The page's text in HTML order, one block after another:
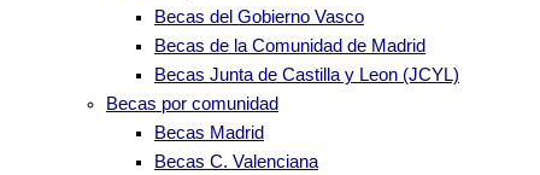
Becas del Gobierno Vasco
Becas de la Comunidad de Madrid
Becas Junta de Castilla y Leon (JCYL)
Becas por comunidad
Becas Madrid
Becas C. Valenciana